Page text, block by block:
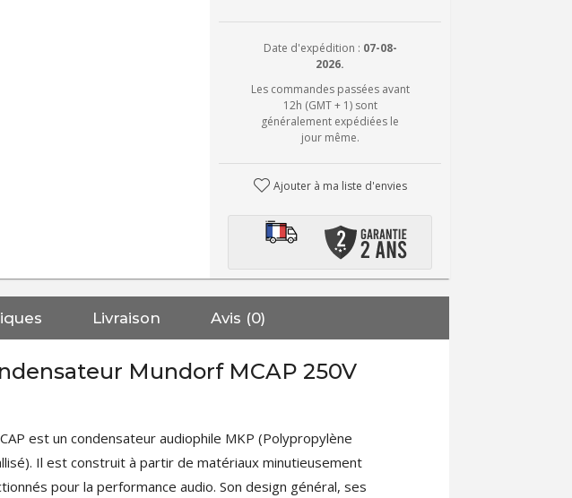
Date d'expédition : 07-08-
2026.
Les commandes passées avant
12h (GMT + 1) sont
généralement expédiées le
jour même.
Ajouter à ma liste d'envies
Livraison Avis (0)
Mundorf MCAP 250V
est un condensateur audiophile MKP (Polypropylène
Il est construit à partir de matériaux minutieusement
pour la performance audio. Son design général, ses